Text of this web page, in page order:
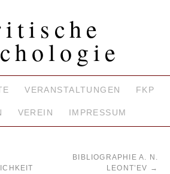
VERANSTALTUNGEN FKP
VEREIN IMPRESSUM
BIBLIOGRAPHIE A. N.
LEONT’EV →